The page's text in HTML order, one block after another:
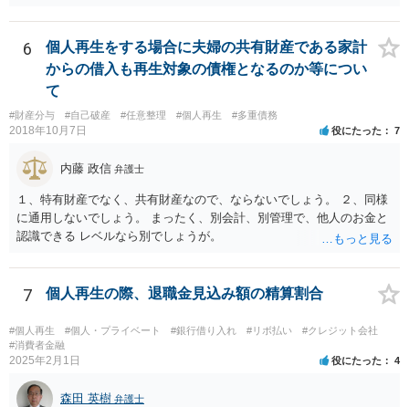
組入不要）が認められると考えられるところ、収入・資産について虚
偽の申告をすると免責不許可となりかねませんので、ご注意くださ
6
個人再生をする場合に夫婦の共有財産である家計
からの借入も再生対象の債権となるのか等につい
て
#財産分与 #自己破産 #任意整理 #個人再生 #多重債務
2018年10月7日 役にたった 7
内藤 政信 弁護士
１、特有財産でなく、共有財産なので、ならないでしょう。 ２、同様
に通用しないでしょう。 まったく、別会計、別管理で、他人のお金と
認識できる レベルなら別でしょうが。
7 個人再生の際、退職金見込み額の精算割合
#個人再生 #個人・プライベート #銀行借り入れ #リボ払い
#クレジット会社
#消費者金融
2025年2月1日 役にたった 4
森田 英樹 弁護士